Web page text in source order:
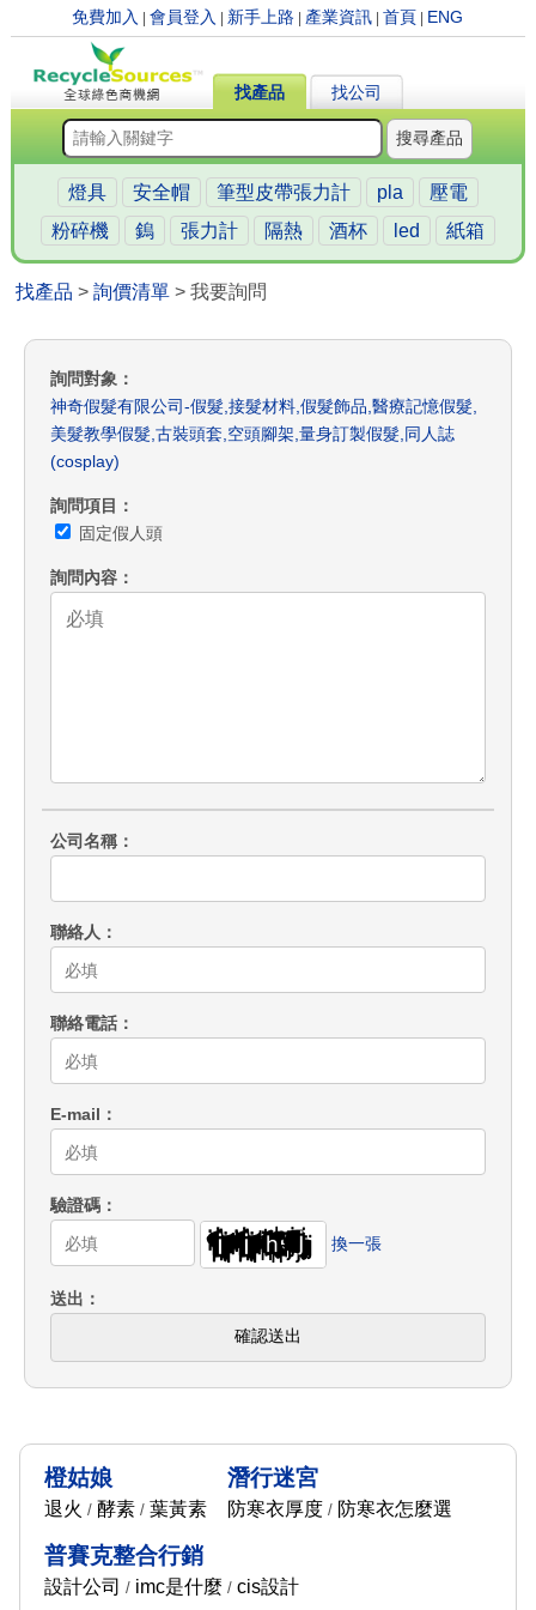
免費加入 |會員登入 新手上路 產業資訊 |首頁 ENG
找產品 找公司
搜尋產品
燈具 安全帽 筆型皮帶張力計 pla
壓電
粉碎機
鎢 張力計 隔熱 酒杯 led 紙箱
找產品 >詢價清單 > 我要詢問
詢問對象
神奇假髮有限公司-假髮,接髮材料,假髮飾品,醫療記憶假髮,
美髮教學假髮,古裝頭套,空頭腳架,量身訂製假髮,同人誌
(cosplay)
詢問項目
固定假人頭
詢問內容
公司名稱
聯絡人
聯絡電話
E-mail
驗證碼
換一張
送出
確認送出
橙姑娘
退火 / 酵素/ 葉黃素
潛行迷宮
防寒衣厚度/ 防寒衣怎麼選
普賽克整合行銷
設計公司 / imc是什麼 / cis設計